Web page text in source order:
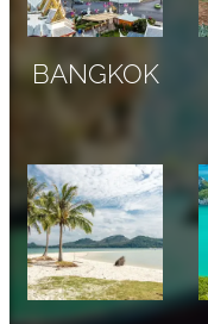
BANGKOK